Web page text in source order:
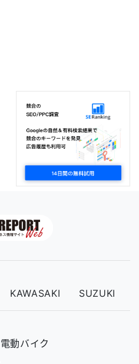
KAWASAKI SUZUKI
電動バイク